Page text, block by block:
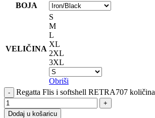
BOJA
VELIČINA
S
M
L
XL
2XL
3XL
Obriši
Regatta Flis i softshell RETRA707 količina
Dodaj u košaricu